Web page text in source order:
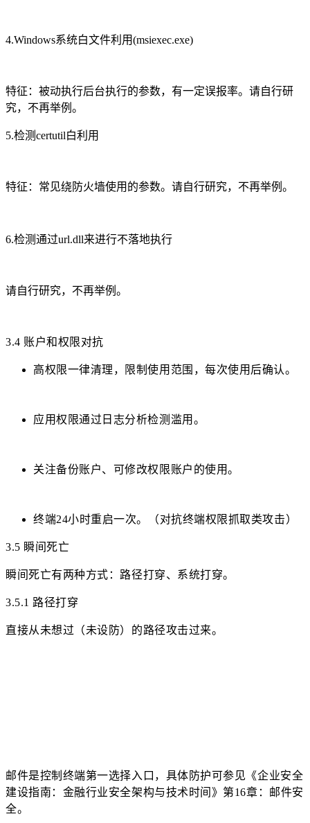
4.Windows系统白文件利用(msiexec.exe)
特征：被动执行后台执行的参数，有一定误报率。 请自行研
究，不再举例。
5.检测certutil白利用
特征：常见绕防火墙使用的参数。 请自行研究，不再举例。
6.检测通过url.dll来进行不落地执行
请自行研究，不再举例。
3.4 账户和权限对抗
高权限一律清理，限制使用范围，每次使用后确认。
应用权限通过日志分析检测滥用。
关注备份账户、可修改权限账户的使用。
终端24小时重启一次。（对抗终端权限抓取类攻击）
3.5 瞬间死亡
瞬间死亡有两种方式：路径打穿、系统打穿。
3.5.1 路径打穿
直接从未想过（未设防）的路径攻击过来。
邮件是控制终端第一选择入口，具体防护可参见《企业安全
建设指南：金融行业安全架构与技术时间》第16章：邮件安
全。